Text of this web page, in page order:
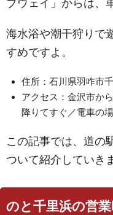
ブウェイ」からは、
海水浴や潮干狩りで
すめですよ。
住所：石川県羽咋市
アクセス：金沢市か
降りてすぐ／電車の
この記事では、道の
ついて紹介していき
のと千里浜の営業